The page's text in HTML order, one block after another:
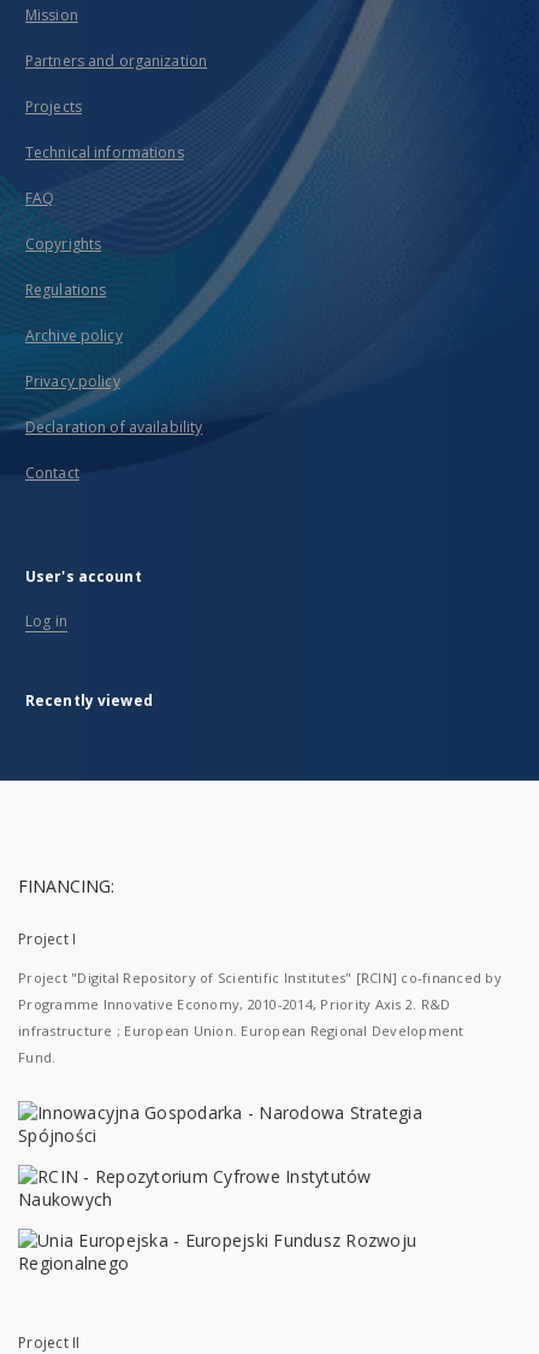
Mission
Partners and organization
Projects
Technical informations
FAQ
Copyrights
Regulations
Archive policy
Privacy policy
Declaration of availability
Contact
User's account
Log in
Recently viewed
FINANCING:
Project I
Project "Digital Repository of Scientific Institutes" [RCIN] co-financed by
Programme Innovative Economy, 2010-2014, Priority Axis 2. R&D
infrastructure ; European Union. European Regional Development
Fund.
Project II